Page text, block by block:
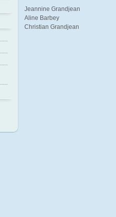
Jeannine Grandjean
Aline Barbey
Christian Grandjean